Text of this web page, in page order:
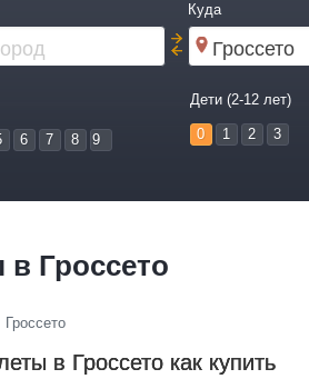
Куда
6 7 8 9
Дети (2-12 лет)
0 1 2 3
Гроссето
Гроссето
в Гроссето как купить